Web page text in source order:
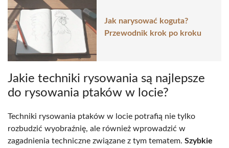
Jak narysować koguta?
Przewodnik krok po kroku
Jakie techniki rysowania są najlepsze
do rysowania ptaków w locie?
Techniki rysowania ptaków w locie potrafią nie tylko
rozbudzić wyobraźnię, ale również wprowadzić w
zagadnienia techniczne związane z tym tematem. Szybkie